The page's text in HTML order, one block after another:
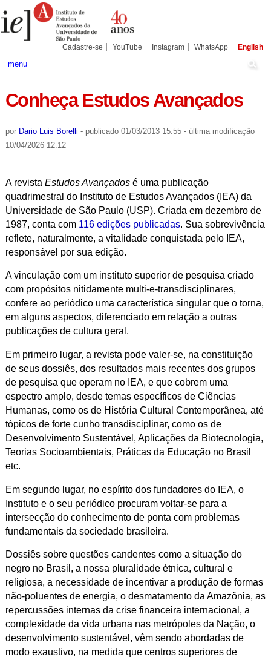
para
conteúdo.
Pessoais
Cadastre-se YouTube Instagram WhatsApp English
menu
Conheça Estudos Avançados
por Dario Luis Borelli - publicado01/03/2013 15:55 - última modificação
10/04/2026 12:12
A revista Estudos Avançadosé uma publicação
quadrimestral do Instituto de Estudos Avançados (IEA) da
Universidade de São Paulo (USP). Criada em dezembro de
1987, conta com 116 edições publicadas. Sua sobrevivência
reflete, naturalmente, a vitalidade conquistada pelo IEA,
responsável por sua edição.
A vinculação com um instituto superior de pesquisa criado
com propósitos nitidamente multi-e-transdisciplinares,
confere ao periódico uma característica singular que o torna,
em alguns aspectos, diferenciado em relação a outras
publicações de cultura geral.
Em primeiro lugar, a revista pode valer-se, na constituição
de seus dossiês, dos resultados mais recentes dos grupos
de pesquisa que operam no IEA, e que cobrem uma
espectro amplo, desde temas específicos de Ciências
Humanas, como os de História Cultural Contemporânea, até
tópicos de forte cunho transdisciplinar, como os de
Desenvolvimento Sustentável, Aplicações da Biotecnologia,
Teorias Socioambientais, Práticas da Educação no Brasil
etc.
Em segundo lugar, no espírito dos fundadores do IEA, o
Instituto e o seu periódico procuram voltar-se para a
intersecção do conhecimento de ponta com problemas
fundamentais da sociedade brasileira.
Dossiês sobre questões candentes como a situação do
negro no Brasil, a nossa pluralidade étnica, cultural e
religiosa, a necessidade de incentivar a produção de formas
não-poluentes de energia, o desmatamento da Amazônia, as
repercussões internas da crise financeira internacional, a
complexidade da vida urbana nas metrópoles da Nação, o
desenvolvimento sustentável, vêm sendo abordadas de
modo exaustivo, na medida que centros superiores de